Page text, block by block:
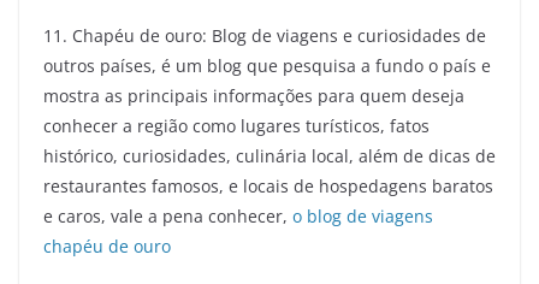
11. Chapéu de ouro: Blog de viagens e curiosidades de
outros países, é um blog que pesquisa a fundo o país e
mostra as principais informações para quem deseja
conhecer a região como lugares turísticos, fatos
histórico, curiosidades, culinária local, além de dicas de
restaurantes famosos, e locais de hospedagens baratos
e caros, vale a pena conhecer, o blog de viagens
chapéu de ouro